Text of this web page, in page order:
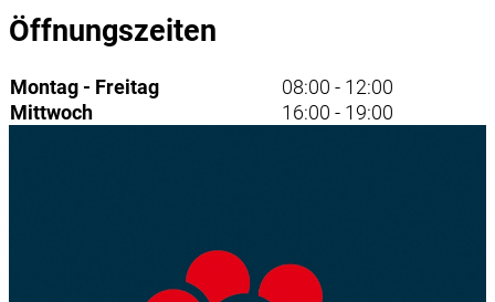
Öffnungszeiten
Montag - Freitag
08:00 - 12:00
Mittwoch
16:00 - 19:00